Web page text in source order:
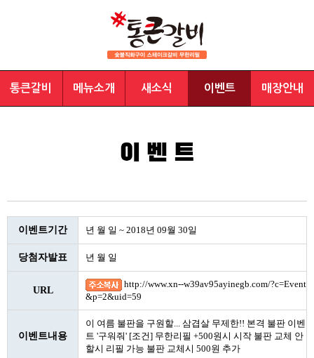
통큰갈비 메뉴소개 새소식 이벤트 매장안내
이벤트기간 년 월 일 ~ 2018년 09월 30일
당첨자발표 년 월 일
URL
http://www.xn--w39av95ayinegb.com/?c=Event
&p=2&uid=59
이벤트내용
이 여름 불판을 구원할... 삼겹살 무제한!! 본격 불판 이벤
트 '구워줘' [조건] 무한리필 +500원시 시작 불판 교체 안
할시 리필 가능 불판 교체시 500원 추가